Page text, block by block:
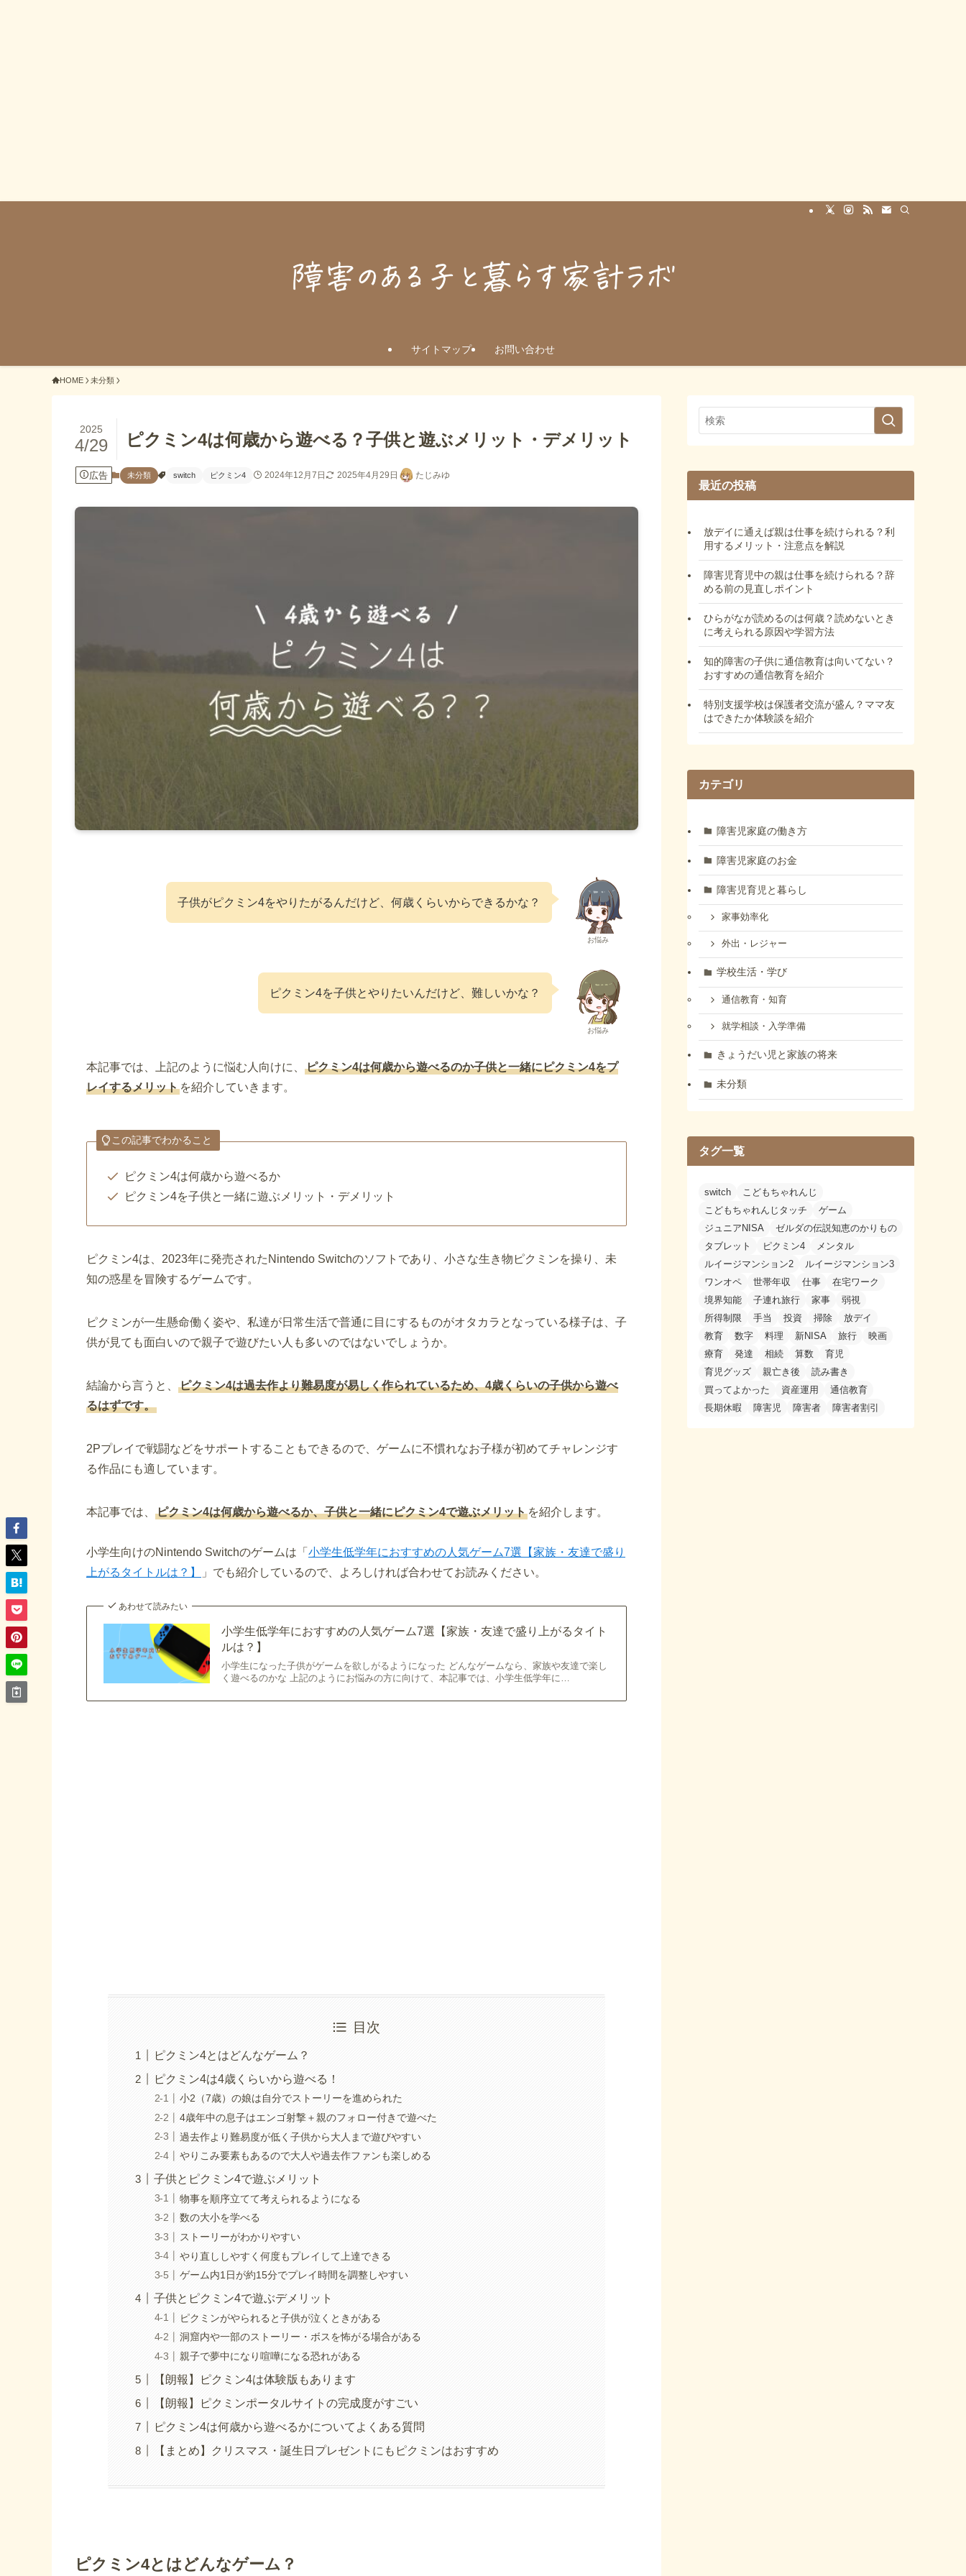
サイトマップ お問い合わせ
HOME 未分類
ピクミン4は何歳から遊べる？子供と遊ぶメリット・デメリット
2025
4/29
広告 未分類 switch ピクミン4 2024年12月7日 2025年4月29日 たじみゆ
お悩み
子供がピクミン4をやりたがるんだけど、何歳くらいからできるかな？
お悩み
ピクミン4を子供とやりたいんだけど、難しいかな？
本記事では、上記のように悩む人向けに、
ピクミン4は何歳から遊べるのか子供と一緒にピクミン4をプ
レイするメリット を紹介していきます。
この記事でわかること
ピクミン4は何歳から遊べるか
ピクミン4を子供と一緒に遊ぶメリット・デメリット
ピクミン4は、2023年に発売されたNintendo Switchのソフトであり、小さな生き物ピクミンを操り、未
知の惑星を冒険するゲームです。
ピクミンが一生懸命働く姿や、私達が日常生活で普通に目にするものがオタカラとなっている様子は、子
供が見ても面白いので親子で遊びたい人も多いのではないでしょうか。
結論から言うと、
ピクミン4は過去作より難易度が易しく作られているため、4歳くらいの子供から遊べ
るはずです。
2Pプレイで戦闘などをサポートすることもできるので、ゲームに不慣れなお子様が初めてチャレンジす
る作品にも適しています。
本記事では、 ピクミン4は何歳から遊べるか、子供と一緒にピクミン4で遊ぶメリット を紹介します。
小学生向けのNintendo Switchのゲームは「 小学生低学年におすすめの人気ゲーム7選【家族・友達で盛り
上がるタイトルは？】
」でも紹介しているので、よろしければ合わせてお読みください。
あわせて読みたい
小学生低学年におすすめの人気ゲーム7選【家族・友達で盛り上がるタイト
ルは？】
小学生になった子供がゲームを欲しがるようになった どんなゲームなら、家族や友達で楽し
く遊べるのかな 上記のようにお悩みの方に向けて、本記事では、小学生低学年に…
目次
ピクミン4とはどんなゲーム？
ピクミン4は4歳くらいから遊べる！
小2（7歳）の娘は自分でストーリーを進められた
4歳年中の息子はエンゴ射撃＋親のフォロー付きで遊べた
過去作より難易度が低く子供から大人まで遊びやすい
やりこみ要素もあるので大人や過去作ファンも楽しめる
子供とピクミン4で遊ぶメリット
物事を順序立てて考えられるようになる
数の大小を学べる
ストーリーがわかりやすい
やり直ししやすく何度もプレイして上達できる
ゲーム内1日が約15分でプレイ時間を調整しやすい
子供とピクミン4で遊ぶデメリット
ピクミンがやられると子供が泣くときがある
洞窟内や一部のストーリー・ボスを怖がる場合がある
親子で夢中になり喧嘩になる恐れがある
【朗報】ピクミン4は体験版もあります
【朗報】ピクミンポータルサイトの完成度がすごい
ピクミン4は何歳から遊べるかについてよくある質問
【まとめ】クリスマス・誕生日プレゼントにもピクミンはおすすめ
ピクミン4とはどんなゲーム？
最近の投稿
放デイに通えば親は仕事を続けられる？利
用するメリット・注意点を解説
障害児育児中の親は仕事を続けられる？辞
める前の見直しポイント
ひらがなが読めるのは何歳？読めないとき
に考えられる原因や学習方法
知的障害の子供に通信教育は向いてない？
おすすめの通信教育を紹介
特別支援学校は保護者交流が盛ん？ママ友
はできたか体験談を紹介
カテゴリ
障害児家庭の働き方
障害児家庭のお金
障害児育児と暮らし
家事効率化
外出・レジャー
学校生活・学び
通信教育・知育
就学相談・入学準備
きょうだい児と家族の将来
未分類
タグ一覧
switch
こどもちゃれんじ
こどもちゃれんじタッチ
ゲーム
ジュニアNISA
ゼルダの伝説知恵のかりもの
タブレット
ピクミン4
メンタル
ルイージマンション2
ルイージマンション3
ワンオペ
世帯年収 仕事
在宅ワーク
境界知能
子連れ旅行 家事
弱視
所得制限
手当 投資 掃除
放デイ
教育
数字 料理 新NISA 旅行
映画
療育
発達 相続 算数
育児
育児グッズ
親亡き後
読み書き
買ってよかった
資産運用
通信教育
長期休暇
障害児 障害者 障害者割引